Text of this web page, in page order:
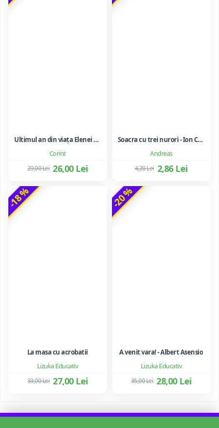
Corint
Ultimul an din viața Elenei Ceaușescu - LAVINIA BETEA
26,00 Lei
29,00 Lei
Andreas
Soacra cu trei nurori - Ion Creanga
2,86 Lei
4,20 Lei
-18 %
Lizuka Educativ
La masa cu acrobatii
27,00 Lei
33,00 Lei
-20 %
Lizuka Educativ
A venit vara! - Albert Asensio
28,00 Lei
35,00 Lei